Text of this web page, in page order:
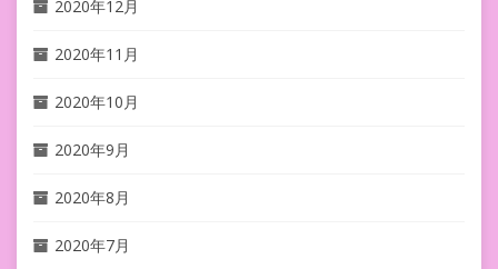
2020年12月
2020年11月
2020年10月
2020年9月
2020年8月
2020年7月